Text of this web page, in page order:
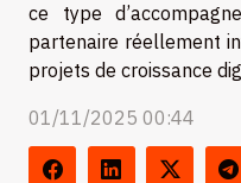
ce type
partenaire réellement
projets de croissance
01/11/2025 00:44